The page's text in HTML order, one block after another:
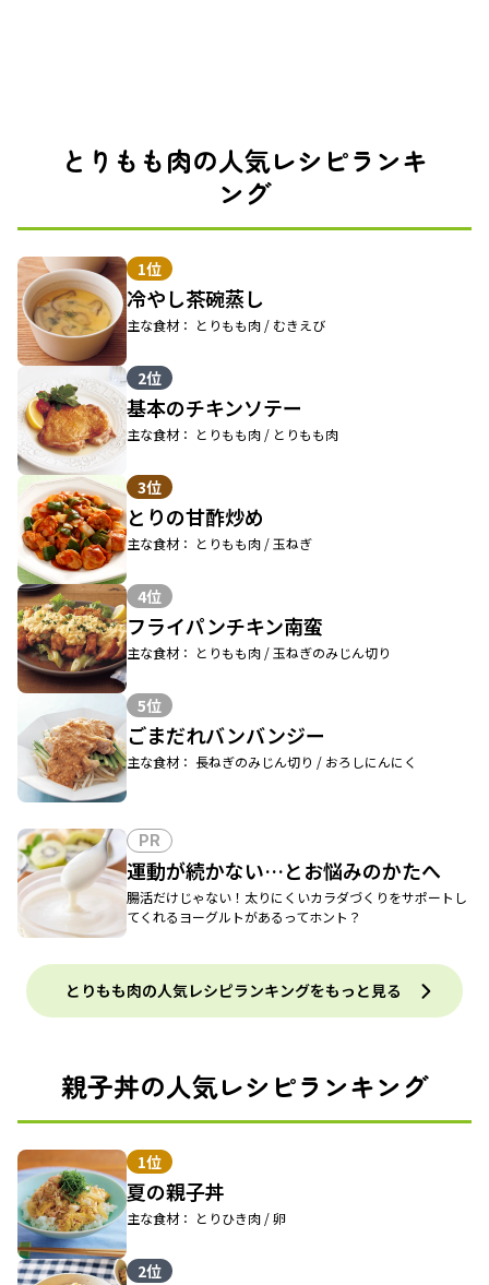
とりもも肉の人気レシピランキ
ング
1位
冷やし茶碗蒸し
主な食材： とりもも肉 / むきえび
2位
基本のチキンソテー
主な食材： とりもも肉 / とりもも肉
3位
とりの甘酢炒め
主な食材： とりもも肉 / 玉ねぎ
4位
フライパンチキン南蛮
主な食材： とりもも肉 / 玉ねぎのみじん切り
5位
ごまだれバンバンジー
主な食材： 長ねぎのみじん切り / おろしにんにく
PR
運動が続かない…とお悩みのかたへ
腸活だけじゃない！太りにくいカラダづくりをサポートし
てくれるヨーグルトがあるってホント？
とりもも肉の人気レシピランキングをもっと見る
親子丼の人気レシピランキング
1位
夏の親子丼
主な食材： とりひき肉 / 卵
2位